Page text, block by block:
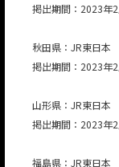
掲出期間：2023年
秋田県：JR東日本
掲出期間：2023年
山形県：JR東日本
掲出期間：2023年
福島県：JR東日本